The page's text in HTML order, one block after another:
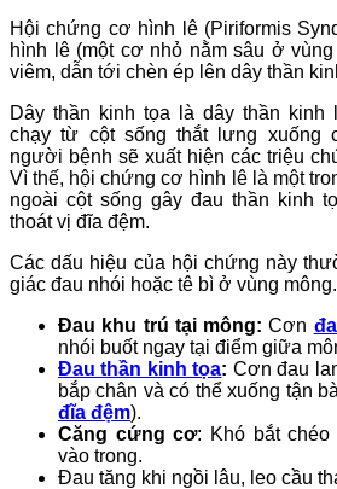
Hội chứng cơ hình lê (Piriformis
hình lê (một cơ nhỏ nằm sâu ở
viêm, dẫn tới chèn ép lên dây thần
Dây thần kinh tọa là dây thần kinh
chạy từ cột sống thắt lưng xuống
người bệnh sẽ xuất hiện các triệu
Vì thế, hội chứng cơ hình lê là một
ngoài cột sống gây đau thần kinh
thoát vị đĩa đệm.
Các dấu hiệu của hội chứng này
giác đau nhói hoặc tê bì ở vùng
Đau khu trú tại mông: Cơn
nhói buốt ngay tại điểm giữa
Đau thần kinh tọa: Cơn đau
bắp chân và có thể xuống tận
đĩa đệm).
Căng cứng cơ: Khó bắt chéo
vào trong.
Đau tăng khi ngồi lâu, leo cầu